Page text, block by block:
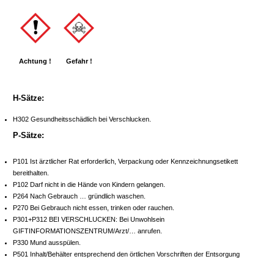
Achtung ! Gefahr !
H-Sätze:
H302 Gesundheitsschädlich bei Verschlucken.
P-Sätze:
P101 Ist ärztlicher Rat erforderlich, Verpackung oder Kennzeichnungsetikett
bereithalten.
P102 Darf nicht in die Hände von Kindern gelangen.
P264 Nach Gebrauch … gründlich waschen.
P270 Bei Gebrauch nicht essen, trinken oder rauchen.
P301+P312 BEI VERSCHLUCKEN: Bei Unwohlsein
GIFTINFORMATIONSZENTRUM/Arzt/… anrufen.
P330 Mund ausspülen.
P501 Inhalt/Behälter entsprechend den örtlichen Vorschriften der Entsorgung